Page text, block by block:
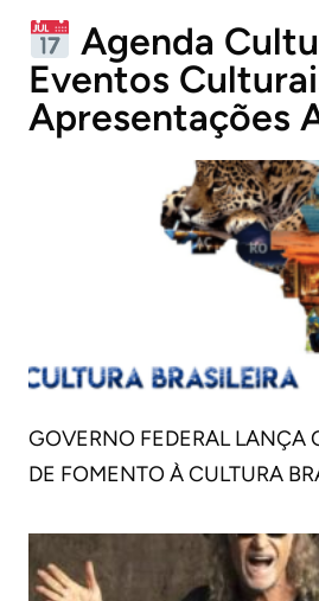
Agenda
Eventos
Apresentações
GOVERNO FEDERAL LANÇA
DE FOMENTO À CULTURA